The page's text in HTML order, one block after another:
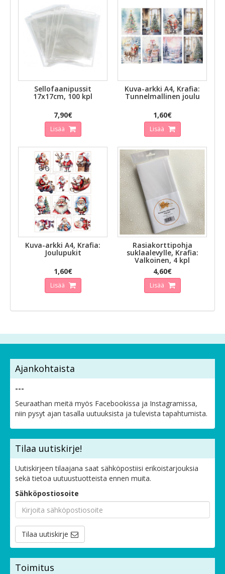
Sellofaanipussit
17x17cm, 100 kpl
7,90€
Lisää
Kuva-arkki A4, Krafia:
Tunnelmallinen joulu
1,60€
Lisää
Kuva-arkki A4, Krafia:
Joulupukit
1,60€
Lisää
Rasiakorttipohja
suklaalevylle, Krafia:
Valkoinen, 4 kpl
4,60€
Lisää
Ajankohtaista
---
Seuraathan meitä myös Facebookissa ja Instagramissa,
niin pysyt ajan tasalla uutuuksista ja tulevista tapahtumista.
Tilaa uutiskirje!
Uutiskirjeen tilaajana saat sähköpostiisi erikoistarjouksia
sekä tietoa uutuustuotteista ennen muita.
Sähköpostiosoite
Tilaa uutiskirje
Toimitus